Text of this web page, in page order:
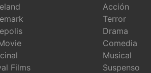
Films
Acción
Terror
Drama
Comedia
Musical
Suspenso